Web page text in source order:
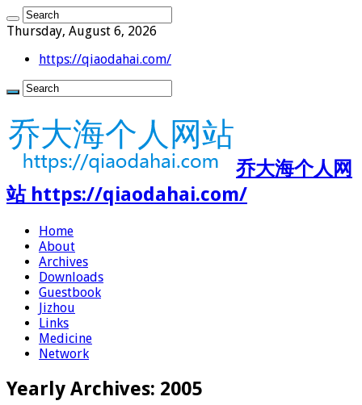
Thursday, August 6, 2026
https://qiaodahai.com/
乔大海个人网
站 https://qiaodahai.com/
Home
About
Archives
Downloads
Guestbook
Jizhou
Links
Medicine
Network
Yearly Archives: 2005